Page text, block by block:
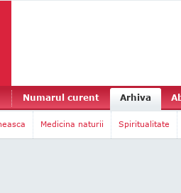
Numarul curent Arhiva
Medicina naturii Spiritualitate